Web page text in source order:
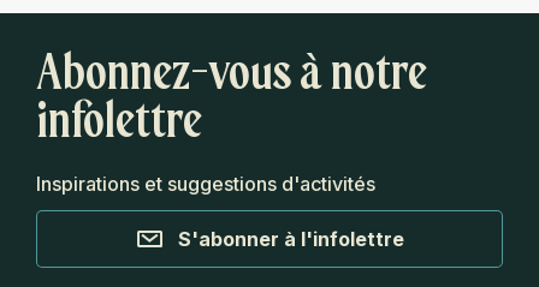
Abonnez-vous à notre
infolettre
Inspirations et suggestions d'activités
S'abonner à l'infolettre